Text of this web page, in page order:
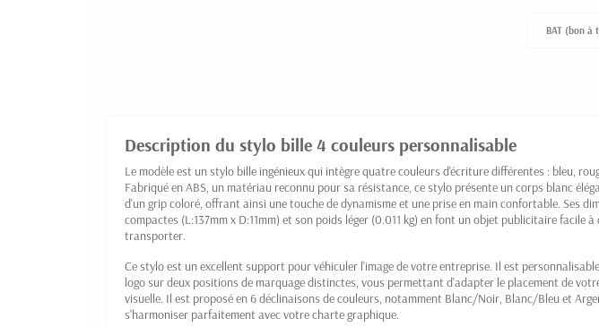
BAT (bon à
Description du stylo bille 4 couleurs personnalisable
Le modèle est un stylo bille ingénieux qui intègre quatre couleurs d'écriture différentes : bleu,
Fabriqué en ABS, un matériau reconnu pour sa résistance, ce stylo présente un corps blanc
d'un grip coloré, offrant ainsi une touche de dynamisme et une prise en main confortable. Ses
compactes (L:137mm x D:11mm) et son poids léger (0.011 kg) en font un objet publicitaire facile
transporter.
Ce stylo est un excellent support pour véhiculer l'image de votre entreprise. Il est
logo sur deux positions de marquage distinctes, vous permettant d'adapter le placement de
visuelle. Il est proposé en 6 déclinaisons de couleurs, notamment Blanc/Noir, Blanc/Bleu et
s'harmoniser parfaitement avec votre charte graphique.